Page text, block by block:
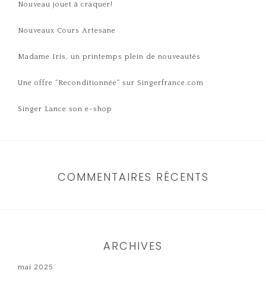
Nouveau jouet à craquer!
Nouveaux Cours Artesane
Madame Iris, un printemps plein de nouveautés
Une offre “Reconditionnée” sur Singerfrance.com
Singer Lance son e-shop
COMMENTAIRES RÉCENTS
ARCHIVES
mai 2025